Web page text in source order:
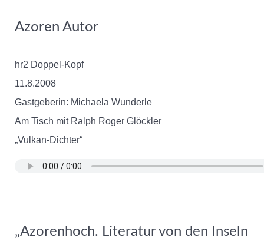
Azoren Autor
hr2 Doppel-Kopf
11.8.2008
Gastgeberin: Michaela Wunderle
Am Tisch mit Ralph Roger Glöckler
„Vulkan-Dichter“
„Azorenhoch. Literatur von den Inseln